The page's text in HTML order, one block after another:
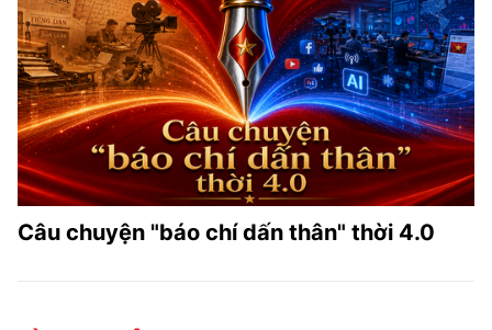
Câu chuyện "báo chí dấn thân" thời 4.0